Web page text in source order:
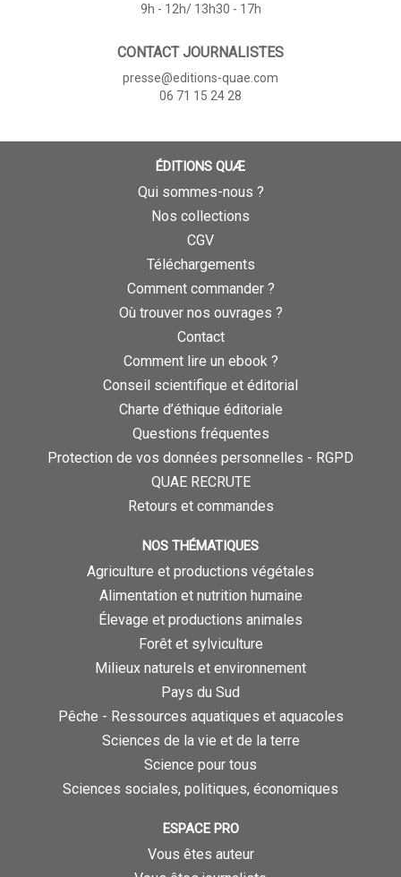
9h - 12h/ 13h30 - 17h
CONTACT JOURNALISTES
presse@editions-quae.com
06 71 15 24 28
ÉDITIONS QUÆ
Qui sommes-nous ?
Nos collections
CGV
Téléchargements
Comment commander ?
Où trouver nos ouvrages ?
Contact
Comment lire un ebook ?
Conseil scientifique et éditorial
Charte d’éthique éditoriale
Questions fréquentes
Protection de vos données personnelles - RGPD
QUAE RECRUTE
Retours et commandes
NOS THÉMATIQUES
Agriculture et productions végétales
Alimentation et nutrition humaine
Élevage et productions animales
Forêt et sylviculture
Milieux naturels et environnement
Pays du Sud
Pêche - Ressources aquatiques et aquacoles
Sciences de la vie et de la terre
Science pour tous
Sciences sociales, politiques, économiques
ESPACE PRO
Vous êtes auteur